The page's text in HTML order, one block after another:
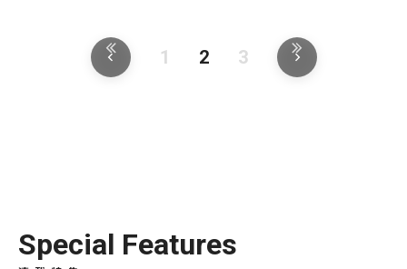
1 2 3
Special Features